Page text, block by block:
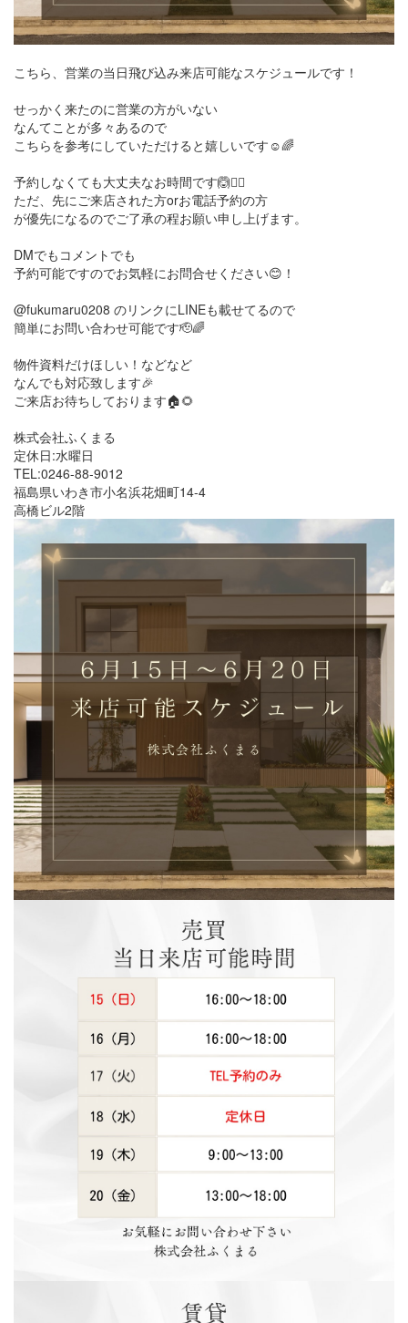
こちら、営業の当日飛び込み来店可能なスケジュールです！
せっかく来たのに営業の方がいない
なんてことが多々あるので
こちらを参考にしていただけると嬉しいです☺️🌈
予約しなくても大丈夫なお時間です🙆🙆‍♀️
ただ、先にご来店された方orお電話予約の方
が優先になるのでご了承の程お願い申し上げます。
DMでもコメントでも
予約可能ですのでお気軽にお問合せください😊！
@fukumaru0208 のリンクにLINEも載せてるので
簡単にお問い合わせ可能です🫡🌈
物件資料だけほしい！などなど
なんでも対応致します🎉
ご来店お待ちしております🏠🌻
株式会社ふくまる
定休日:水曜日
TEL:0246-88-9012
福島県いわき市小名浜花畑町14-4
高橋ビル2階